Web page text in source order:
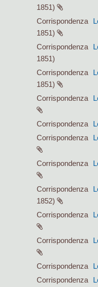
1851)
Corrispondenza
1851)
Corrispondenza
1851)
Corrispondenza
1851)
Corrispondenza
Corrispondenza
Corrispondenza
Corrispondenza
Corrispondenza
1852)
Corrispondenza
Corrispondenza
Corrispondenza
Corrispondenza